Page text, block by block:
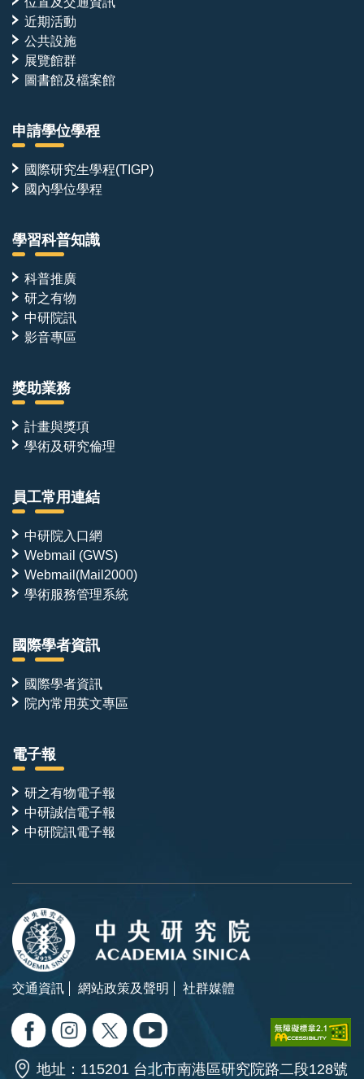
近期活動
公共設施
展覽館群
圖書館及檔案館
申請學位學程
國際研究生學程(TIGP)
國內學位學程
學習科普知識
科普推廣
研之有物
中研院訊
影音專區
獎助業務
計畫與獎項
學術及研究倫理
員工常用連結
中研院入口網
Webmail (GWS)
Webmail(Mail2000)
學術服務管理系統
國際學者資訊
國際學者資訊
院內常用英文專區
電子報
研之有物電子報
中研誠信電子報
中研院訊電子報
交通資訊 網站政策及聲明 社群媒體
地址：115201 台北市南港區研究院路二段128號